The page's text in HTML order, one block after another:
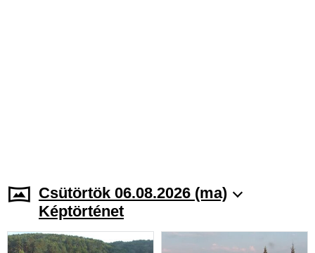
Csütörtök 06.08.2026 (ma)
Képtörténet